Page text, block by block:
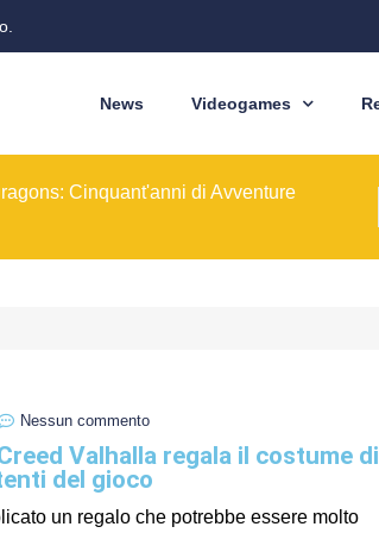
News Videogames
del modello originale
le sale giochi nel 1989
Cinquant'anni di Avventure
dal pixel al Sottosopra
BioWare
nostre tasche
del modello originale
le sale giochi nel 1989
Nessun commento
Valhalla regala il costume di
del gioco
un regalo che potrebbe essere molto